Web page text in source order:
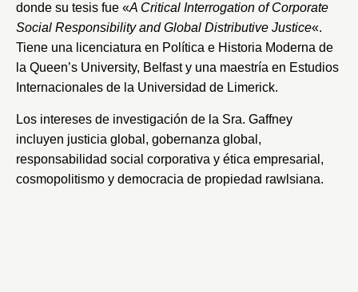
donde su tesis fue «A Critical Interrogation of Corporate
Social Responsibility and Global Distributive Justice«.
Tiene una licenciatura en Política e Historia Moderna de
la Queen’s University, Belfast y una maestría en Estudios
Internacionales de la Universidad de Limerick.
Los intereses de investigación de la Sra. Gaffney
incluyen justicia global, gobernanza global,
responsabilidad social corporativa y ética empresarial,
cosmopolitismo y democracia de propiedad rawlsiana.